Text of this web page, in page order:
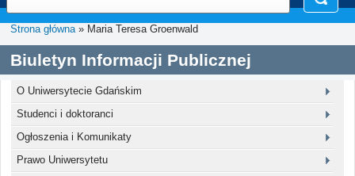
Strona główna» Maria Teresa Groenwald
Biuletyn Informacji Publicznej
O Uniwersytecie Gdańskim
Studenci i doktoranci
Ogłoszenia i Komunikaty
Prawo Uniwersytetu